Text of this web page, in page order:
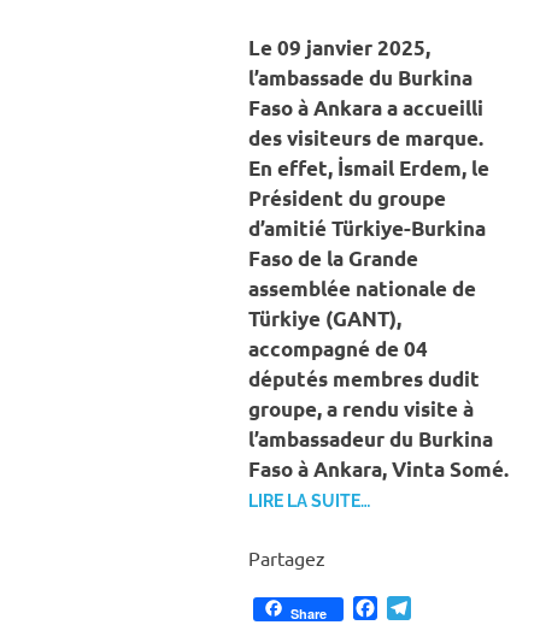
Le 09 janvier 2025,
l’ambassade du Burkina
Faso à Ankara a accueilli
des visiteurs de marque.
En effet, İsmail Erdem, le
Président du groupe
d’amitié Türkiye-Burkina
Faso de la Grande
assemblée nationale de
Türkiye (GANT),
accompagné de 04
députés membres dudit
groupe, a rendu visite à
l’ambassadeur du Burkina
Faso à Ankara, Vinta Somé.
LIRE LA SUITE…
Partagez
Share Facebook